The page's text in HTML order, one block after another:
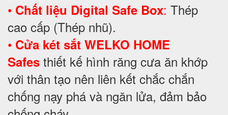
• Chất liệu Digital Safe Box: Thép
cao cấp (Thép nhũ).
• Cửa két sắt WELKO HOME
Safes thiết kế hình răng cưa ăn khớp
với thân tạo nên liên kết chắc chắn
chống nạy phá và ngăn lửa, đảm bảo